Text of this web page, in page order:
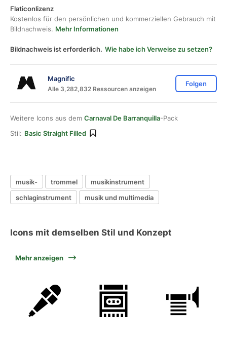
Flaticonlizenz
Kostenlos für den persönlichen und kommerziellen Gebrauch mit
Bildnachweis. Mehr Informationen
Bildnachweis ist erforderlich. Wie habe ich Verweise zu setzen?
Magnific
Alle 3,282,832 Ressourcen anzeigen
Folgen
Weitere Icons aus dem Carnaval De Barranquilla-Pack
Stil: Basic Straight Filled
musik- trommel
musikinstrument
schlaginstrument
musik und multimedia
Icons mit demselben Stil und Konzept
Mehr anzeigen